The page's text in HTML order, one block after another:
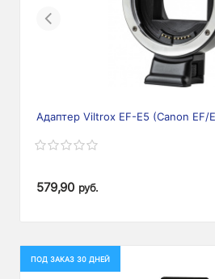
Previous
Адаптер Viltrox EF-E5 (Canon EF/
579,90 руб.
ПОД ЗАКАЗ 30 ДНЕЙ